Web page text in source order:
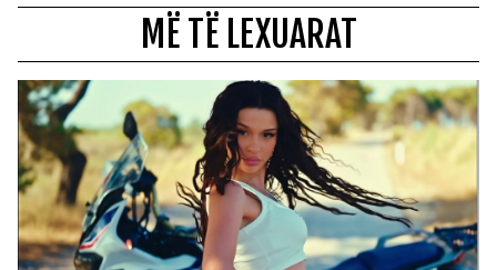
MË TË LEXUARAT